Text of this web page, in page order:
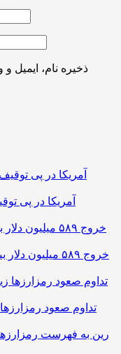
ذخیره نام، ایمیل
خروج ۵۸۹
تداوم صعود